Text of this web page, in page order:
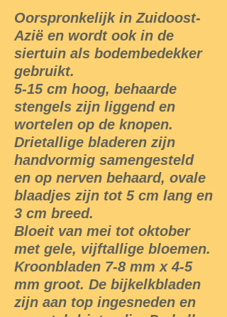
Oorspronkelijk in Zuidoost-
Azië en wordt ook in de
siertuin als bodembedekker
gebruikt.
5-15 cm hoog, behaarde
stengels zijn liggend en
wortelen op de knopen.
Drietallige bladeren zijn
handvormig samengesteld
en op nerven behaard, ovale
blaadjes zijn tot 5 cm lang en
3 cm breed.
Bloeit van mei tot oktober
met gele, vijftallige bloemen.
Kroonbladen 7-8 mm x 4-5
mm groot. De bijkelkbladen
zijn aan top ingesneden en